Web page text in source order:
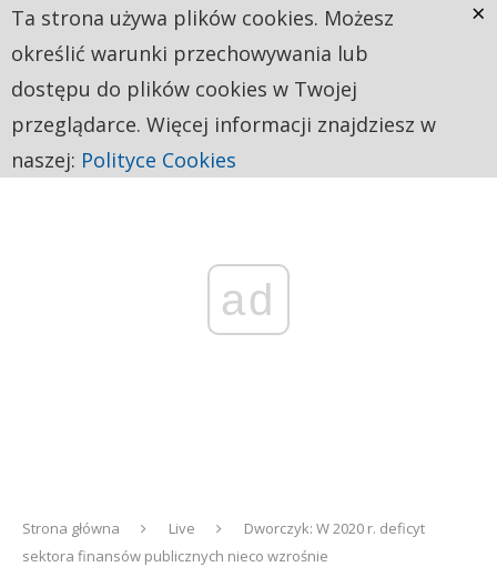
ad
Strona główna Live
Dworczyk: W 2020 r. deficyt
sektora finansów publicznych nieco wzrośnie
Ta strona używa plików cookies. Możesz
określić warunki przechowywania lub
dostępu do plików cookies w Twojej
przeglądarce. Więcej informacji znajdziesz w
naszej: Polityce Cookies
×